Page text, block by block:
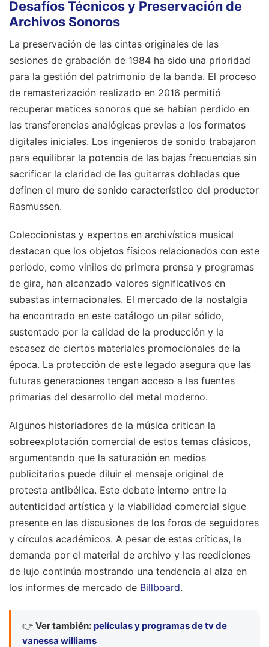
Desafíos Técnicos y Preservación de
Archivos Sonoros
La preservación de las cintas originales de las
sesiones de grabación de 1984 ha sido una prioridad
para la gestión del patrimonio de la banda. El proceso
de remasterización realizado en 2016 permitió
recuperar matices sonoros que se habían perdido en
las transferencias analógicas previas a los formatos
digitales iniciales. Los ingenieros de sonido trabajaron
para equilibrar la potencia de las bajas frecuencias sin
sacrificar la claridad de las guitarras dobladas que
definen el muro de sonido característico del productor
Rasmussen.
Coleccionistas y expertos en archivística musical
destacan que los objetos físicos relacionados con este
periodo, como vinilos de primera prensa y programas
de gira, han alcanzado valores significativos en
subastas internacionales. El mercado de la nostalgia
ha encontrado en este catálogo un pilar sólido,
sustentado por la calidad de la producción y la
escasez de ciertos materiales promocionales de la
época. La protección de este legado asegura que las
futuras generaciones tengan acceso a las fuentes
primarias del desarrollo del metal moderno.
Algunos historiadores de la música critican la
sobreexplotación comercial de estos temas clásicos,
argumentando que la saturación en medios
publicitarios puede diluir el mensaje original de
protesta antibélica. Este debate interno entre la
autenticidad artística y la viabilidad comercial sigue
presente en las discusiones de los foros de seguidores
y círculos académicos. A pesar de estas críticas, la
demanda por el material de archivo y las reediciones
de lujo continúa mostrando una tendencia al alza en
los informes de mercado de Billboard.
👉 Ver también: películas y programas de tv de
vanessa williams